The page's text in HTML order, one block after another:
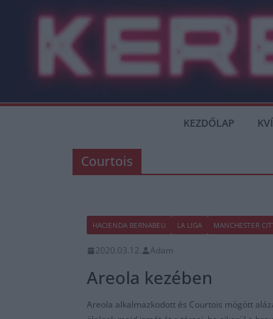
KEZDŐLAP
Courtois
HACIENDA BERNABEU LA LIGA MANCHESTER
2020.03.12. Adam
Areola kezében
Areola alkalmazkodott és Courtois mögött